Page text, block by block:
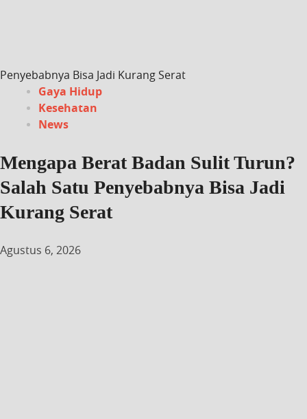
Penyebabnya Bisa Jadi Kurang Serat
Gaya Hidup
Kesehatan
News
Mengapa Berat Badan Sulit Turun?
Salah Satu Penyebabnya Bisa Jadi
Kurang Serat
Agustus 6, 2026